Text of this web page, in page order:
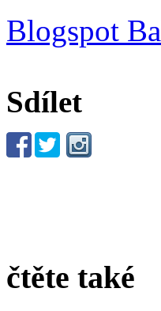
Blogspot
Sdílet
čtěte také